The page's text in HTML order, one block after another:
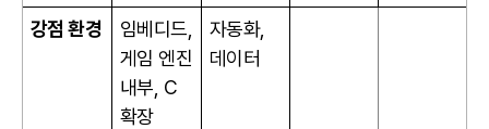
강점 환경
임베디드,
게임 엔진
내부, C
확장
자동화,
데이터